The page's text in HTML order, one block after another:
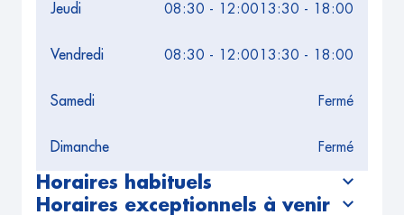
Jeudi 08:30 - 12:00 13:30 - 18:00
Vendredi 08:30 - 12:00 13:30 - 18:00
Samedi Fermé
Dimanche Fermé
Horaires habituels
Horaires exceptionnels à venir